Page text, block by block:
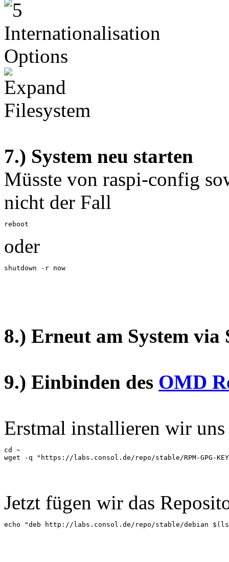
7.) System neu starten
Müsste von raspi-config
nicht der Fall
reboot
oder
shutdown -r now
8.) Erneut am System via
9.) Einbinden des OMD
Erstmal installieren wir
cd ~
wget -q "https://labs.consol.de/repo/stable/RPM-GPG-
Jetzt fügen wir das
echo "deb http://labs.consol.de/repo/stable/debian